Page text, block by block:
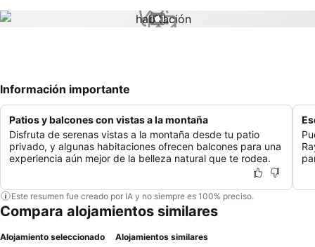
1 / 1
Información importante
Patios y balcones con vistas a la montaña
Disfruta de serenas vistas a la montaña desde tu patio
privado, y algunas habitaciones ofrecen balcones para una
experiencia aún mejor de la belleza natural que te rodea.
Este resumen fue creado por IA y no siempre es 100% preciso.
Compara alojamientos similares
Alojamiento seleccionado Alojamientos similares